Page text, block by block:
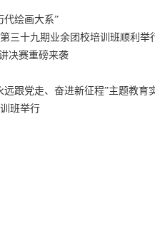
代绘画大系”
三十九期业余团校培训班顺利举
决赛重磅来袭
跟党走、奋进新征程”主题教育
班举行